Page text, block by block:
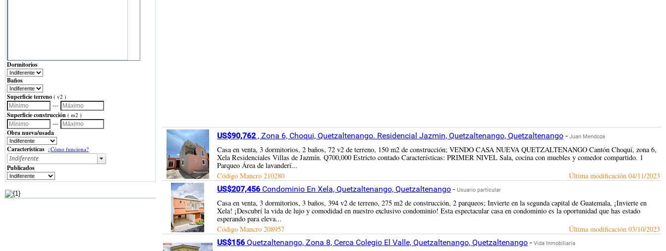
US$90,762, Zona 6, Choqui, Quetzaltenango. Residencial Jazmin, Quetzaltenango, Quetzaltenango- Juan Mendoza
Casa en venta, 3 dormitorios, 2 baños, 72 v2 de terreno, 150 m2 de construcción; VENDO CASA NUEVA QUETZALTENANGO Cantón Choquí, zona 6,
Xela Residenciales Villas de Jazmín. Q700,000 Estricto contado Características: PRIMER NIVEL Sala, cocina con muebles y comedor compartido. 1
Parqueo Área de lavanderí...
Código Mancro 210280 Última modificación 04/11/2023
US$207,456Condominio En Xela, Quetzaltenango, Quetzaltenango- Usuario particular
Casa en venta, 3 dormitorios, 3 baños, 394 v2 de terreno, 275 m2 de construcción, 2 parqueos; Invierte en la segunda capital de Guatemala, ¡Invierte en
Xela! ¡Descubrí la vida de lujo y comodidad en nuestro exclusivo condominio! Esta espectacular casa en condominio es la oportunidad que has estado
esperando para eleva...
Código Mancro 208957 Última modificación 03/10/2023
US$156Quetzaltenango, Zona 8, Cerca Colegio El Valle, Quetzaltenango, Quetzaltenango- Vida Inmobiliaria
Dormitorios
Baños
Superficie terreno ( v2 )
---
Superficie construcción ( m2 )
---
Obra nueva/usada
Características ¿Cómo funciona?
Publicados